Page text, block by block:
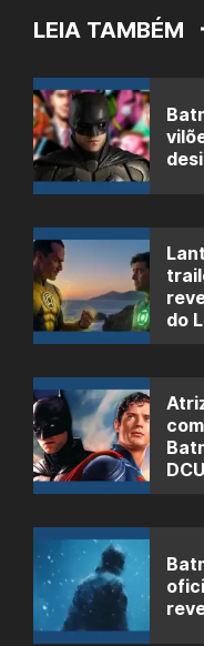
LEIA TAMBÉM
do
DCU